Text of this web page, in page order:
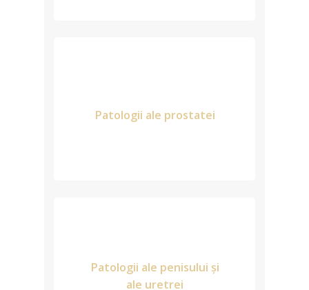
Patologii ale prostatei
Patologii ale penisului și
ale uretrei